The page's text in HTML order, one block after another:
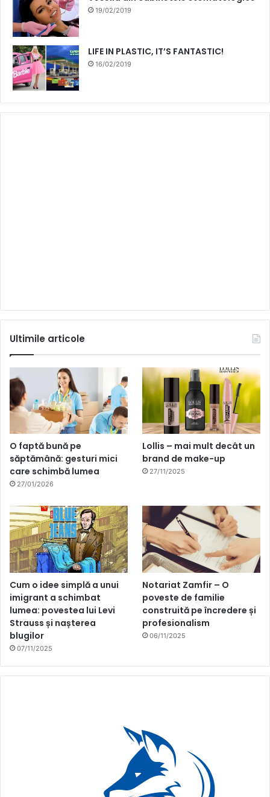
19/02/2019
LIFE IN PLASTIC, IT’S FANTASTIC!
16/02/2019
Ultimile articole
O faptă bună pe
săptămână: gesturi mici
care schimbă lumea
27/01/2026
Lollis – mai mult decât un
brand de make-up
27/11/2025
Cum o idee simplă a unui
imigrant a schimbat
lumea: povestea lui Levi
Strauss și nașterea
blugilor
07/11/2025
Notariat Zamfir – O
poveste de familie
construită pe încredere și
profesionalism
06/11/2025